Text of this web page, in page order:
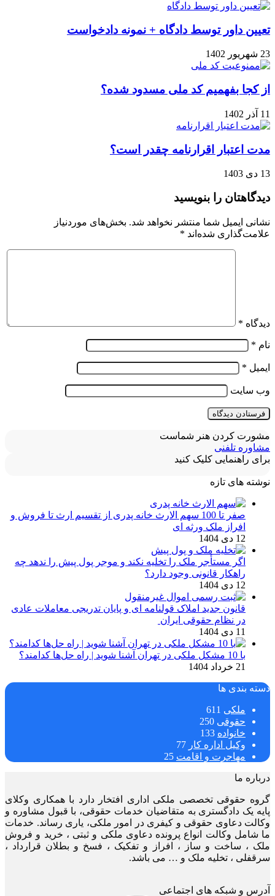
تعیین داور توسط دادگاه + نمونه دادخواست
23 شهریور 1402
از کجا بفهمیم کد ملی مسدود شده؟
11 آذر 1402
مدت اعتبار اقرارنامه چقدر است؟
13 دی 1403
دیدگاهتان را بنویسید
نشانی ایمیل شما منتشر نخواهد شد. بخش‌های موردنیاز
علامت‌گذاری شده‌اند *
دیدگاه *
نام *
ایمیل *
وب‌ سایت
مشورت کردن هنر شماست
مشاوره تلفنی
برای راهنمایی کلیک کنید
نوشته های تازه
صفر تا 100 سهم الارث خانه پدری از تقسیم ارث تا فروش و
افراز ملک ورثه ای
12 دی 1404
اگر مستأجر ملک را تخلیه نکند و موجر پول پیش را ندهد چه
راهکار قانونی وجود دارد؟
12 دی 1404
قانون جدید املاک قولنامه ای و پایان تدریجی معاملات عادی
در نظام حقوقی ایران
11 دی 1404
با 10 مشکل ملکی در تهران آشنا شوید | راه حل‌ها کدامند؟
21 خرداد 1404
دسته بندی ها
ملکی 611
حقوقی 250
خانواده 133
وکیل اداره کار 77
مهاجرت و اقامت 25
درباره ما
گروه حقوقی تخصصی ملکی اداری افتخار دارد با همکاری وکلای
پایه یک دادگستری به متقاضیان خدمات حقوقی، با قبول مشاوره و
وکالت دعاوی حقوقی و کیفری در امور ملکی، یاری رساند. خدمات
ما شامل وکالت انواع پرونده دعاوی ملکی و ثبتی ، خرید و فروش
ملک ، ساخت و ساز ، افراز و تفکیک ، فسخ و بطلان قرارداد ،
سرقفلی ، تخلیه ملک و … می باشد.
آدرس و شبکه های اجتماعی